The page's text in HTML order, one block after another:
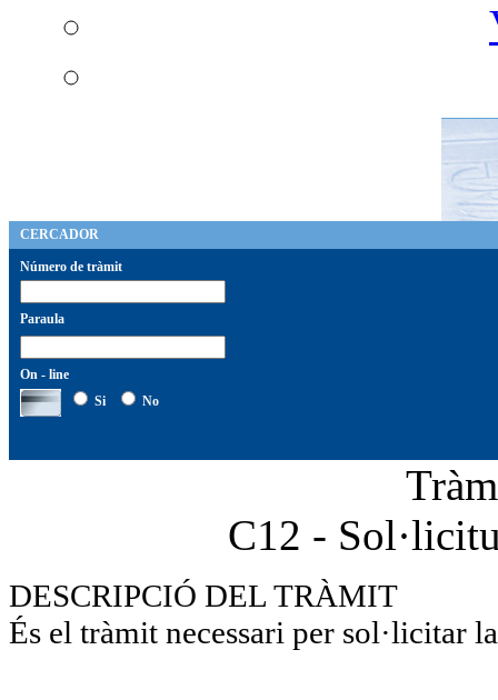
CERCADOR
Número de tràmit
Paraula
On - line
Si
No
C12 -
DESCRIPCIÓ DEL TRÀMIT
És el tràmit necessari per sol·licitar